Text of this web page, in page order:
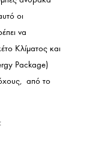
οι
να
Κλίματος και
Package)
από το